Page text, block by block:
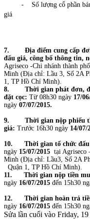
- Số lượng cổ phần bán
giá
7. Địa điểm cung cấp
đấu giá, công bố thông tin,
Agriseco -Chi nhánh
Minh (Địa chỉ: Lầu 3, Số 2A
1, TP Hồ Chí Minh).
8. Thời gian phát đơn,
đặt cọc: Từ 08h30 ngày 17/
ngày 07/07/2015.
9. Thời gian nộp phiếu
giá: Trước 16h30 ngày 14/07/
10. Thời gian tổ chức
ngày 15/07/2015 tại Agriseco
Minh (Địa chỉ: Lầu3, Số
Quận 1, TP Hồ Chí Minh).
11. Thời gian nộp tiền
ngày 16/07/2015 đến 15h30
12. Thời gian hoàn trả
ngày 16/07/2015 đến 15h30
Sửa lần cuối vào Friday,